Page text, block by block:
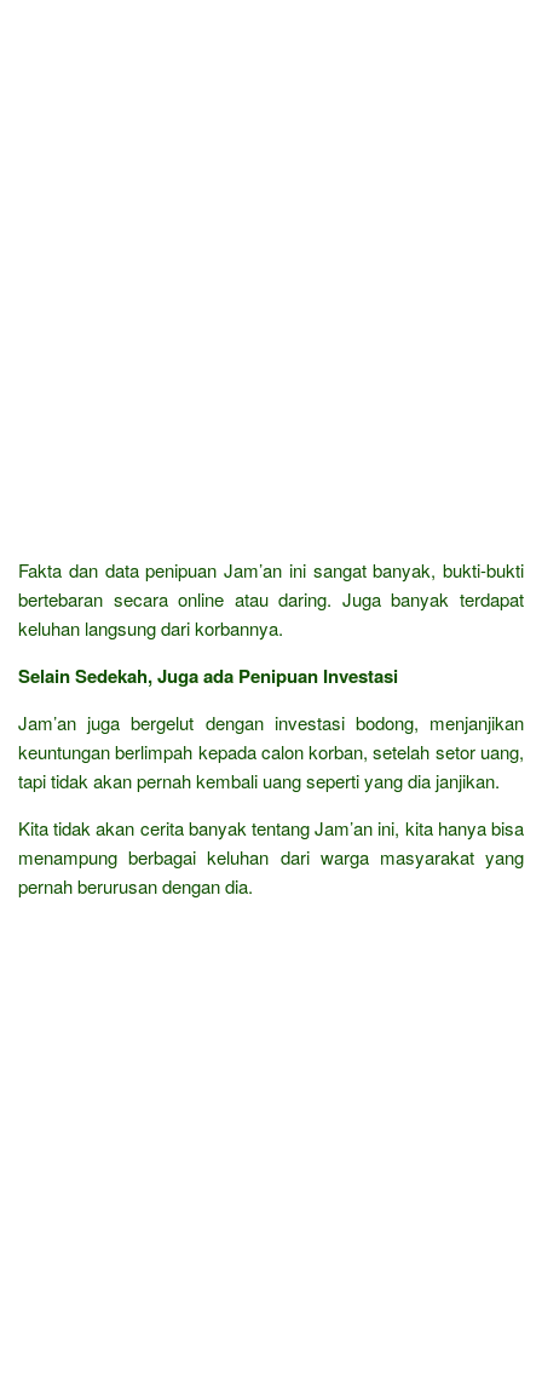
Fakta dan data penipuan Jam’an ini sangat banyak, bukti-bukti
bertebaran secara online atau daring. Juga banyak terdapat
keluhan langsung dari korbannya.
Selain Sedekah, Juga ada Penipuan Investasi
Jam’an juga bergelut dengan investasi bodong, menjanjikan
keuntungan berlimpah kepada calon korban, setelah setor uang,
tapi tidak akan pernah kembali uang seperti yang dia janjikan.
Kita tidak akan cerita banyak tentang Jam’an ini, kita hanya bisa
menampung berbagai keluhan dari warga masyarakat yang
pernah berurusan dengan dia.